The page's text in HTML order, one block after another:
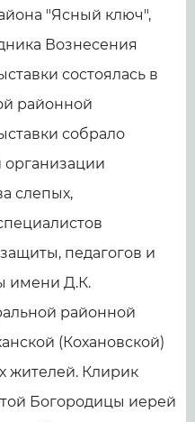
"Ясный ключ",
Вознесения
состоялась в
районной
собрало
организации
слепых,
педагогов и
имени Д.К.
районной
(Кохановской)
жителей. Клирик
Богородицы иерей